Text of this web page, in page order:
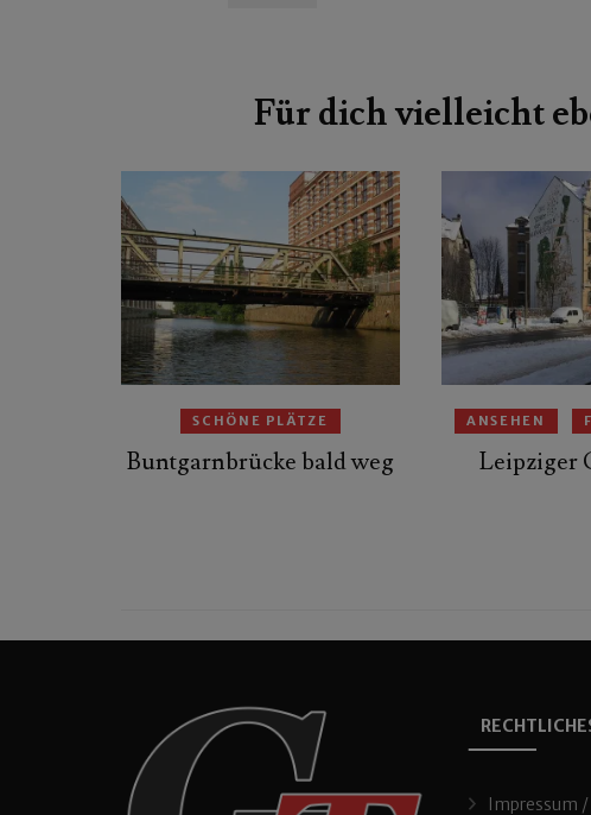
Für dich vielleicht
SCHÖNE PLÄTZE
Buntgarnbrücke bald weg
ANSEHEN
Leipziger
Impressum